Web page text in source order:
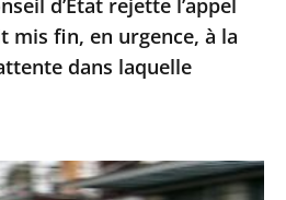
d’État rejette l’appel
mis fin, en urgence, à la
dans laquelle